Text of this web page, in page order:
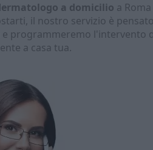
a domicilio a
il nostro servizio è
programmeremo l'intervento
a casa tua.